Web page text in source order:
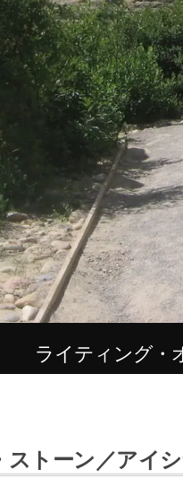
ライティング・
ストーン／アイ